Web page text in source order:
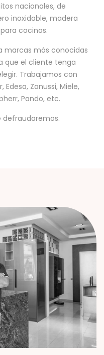
nacionales, de
inoxidable, madera
cocinas.
marcas más conocidas
que el cliente tenga
Trabajamos con
Zanussi, Miele,
Pando, etc.
defraudaremos.